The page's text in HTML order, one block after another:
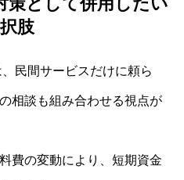
肢
民間サービスだけに頼ら
相談も組み合わせる視点が
費の変動により、短期資金